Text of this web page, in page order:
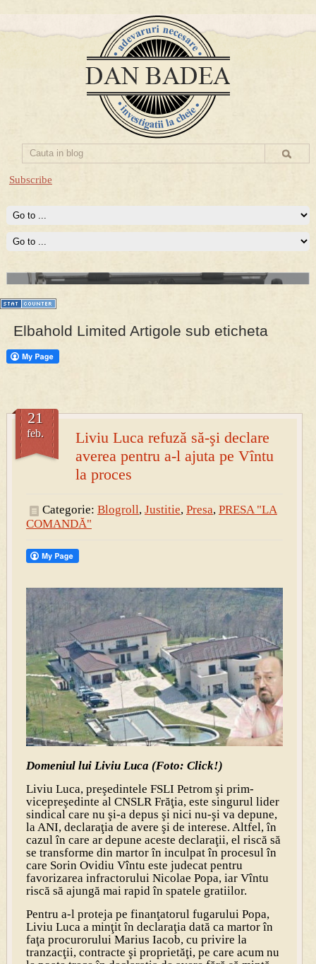
Subscribe
PRESA
Permise pentru vânătoarea de porci în costume, cu gulere albe
Prima mea carte publicata (Nemira)
Averea Presedintelui: prima lucrare despre controversatele
conturi secrete ale Securitatii.
Elbahold Limited Artigole sub eticheta
Liviu Luca refuză să-şi declare
averea pentru a-l ajuta pe Vîntu
la proces
21
feb.
Categorie: Blogroll, Justitie, Presa, PRESA "LA
COMANDĂ"
Domeniul lui Liviu Luca (Foto: Click!)
Liviu Luca, preşedintele FSLI Petrom şi prim-
vicepreşedinte al CNSLR Frăţia, este singurul lider
sindical care nu şi-a depus şi nici nu-şi va depune,
la ANI, declaraţia de avere şi de interese. Altfel, în
cazul în care ar depune aceste declaraţii, el riscă să
se transforme din martor în inculpat în procesul în
care Sorin Ovidiu Vîntu este judecat pentru
favorizarea infractorului Nicolae Popa, iar Vîntu
riscă să ajungă mai rapid în spatele gratiilor.
Pentru a-l proteja pe finanţatorul fugarului Popa,
Liviu Luca a minţit în declaraţia dată ca martor în
faţa procurorului Marius Iacob, cu privire la
tranzacţii, contracte şi proprietăţi, pe care acum nu